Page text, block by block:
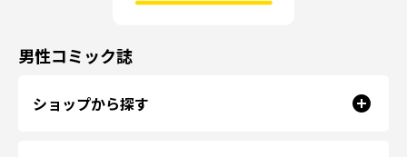
男性コミック誌
ショップから探す